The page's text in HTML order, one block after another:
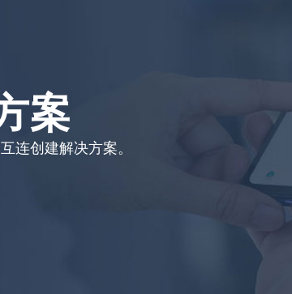
案
连创建解决方案。